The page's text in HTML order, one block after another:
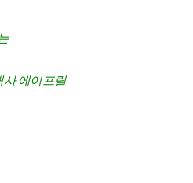
사 에이프릴